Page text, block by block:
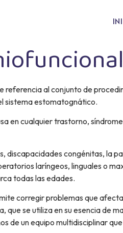
referencia al conjunto de
sistema estomatognático.
en cualquier trastorno,
discapacidades congénitas, la
laríngeos, linguales o
todas las edades.
corregir problemas que
que se utiliza en su esencia de
de un equipo multidisciplinar